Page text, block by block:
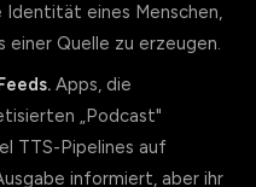
Identität eines Menschen,
Quelle zu erzeugen.
Apps, die
„Podcast"
TTS-Pipelines auf
informiert, aber ihr